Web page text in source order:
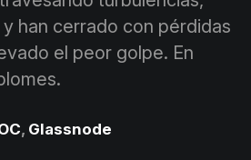
han cerrado con pérdidas
el peor golpe. En
, Glassnode